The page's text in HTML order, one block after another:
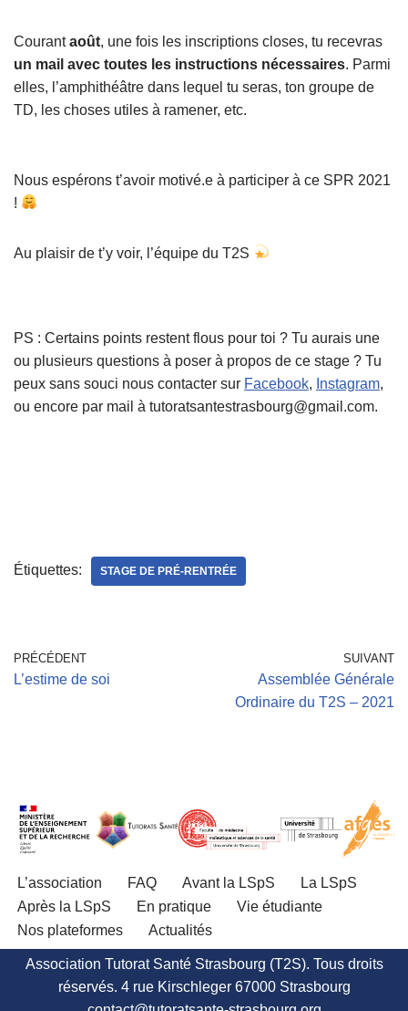
Courantaoût, une fois les inscriptions closes, tu recevras
un mail avec toutes les instructions nécessaires. Parmi
elles, l’amphithéâtre dans lequel tu seras, ton groupe de
TD, les choses utiles à ramener, etc.
Nous espérons t’avoir motivé.e à participer à ce SPR 2021
!
Au plaisir de t’y voir, l’équipe du T2S
PS : Certains points restent flous pour toi ? Tu aurais une
ou plusieurs questions à poser à propos de ce stage ? Tu
peux sans souci nous contacter sur Facebook, Instagram,
ou encore par mail à tutoratsantestrasbourg@gmail.com.
Étiquettes: STAGE DE PRÉ-RENTRÉE
PRÉCÉDENT
L’estime de soi
SUIVANT
Assemblée Générale
Ordinaire du T2S – 2021
L’association FAQ Avant la LSpS
La LSpS
Après la LSpS
En pratique
Vie étudiante
Nos plateformes
Actualités
Association Tutorat Santé Strasbourg (T2S). Tous droits
réservés. 4 rue Kirschleger 67000 Strasbourg